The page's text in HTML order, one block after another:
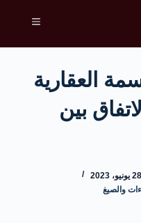
العقارية
بين
28 يونيو، 2023
والصيغ